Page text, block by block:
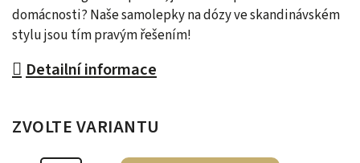
domácnosti? Naše samolepky na dózy ve skandinávském
stylu jsou tím pravým řešením!
Detailní informace
ZVOLTE VARIANTU